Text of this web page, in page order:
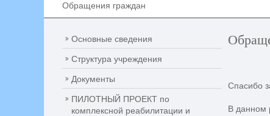
Обращения граждан
Основные сведения
Структура учреждения
Документы
ПИЛОТНЫЙ ПРОЕКТ по
комплексной реабилитации и
Спасибо
В данном